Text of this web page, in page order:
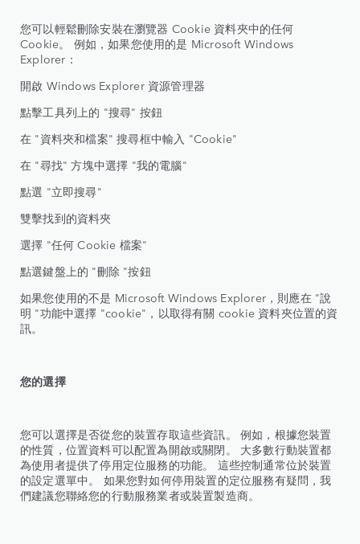
您可以輕鬆刪除安裝在瀏覽器 Cookie 資料夾中的任何
Cookie。 例如，如果您使用的是 Microsoft Windows
Explorer：
開啟 Windows Explorer 資源管理器
點擊工具列上的 "搜尋" 按鈕
在 "資料夾和檔案" 搜尋框中輸入 "Cookie"
在 "尋找" 方塊中選擇 "我的電腦"
點選 "立即搜尋"
雙擊找到的資料夾
選擇 "任何 Cookie 檔案"
點選鍵盤上的 "刪除 "按鈕
如果您使用的不是 Microsoft Windows Explorer，則應在 "說
明 "功能中選擇 "cookie"，以取得有關 cookie 資料夾位置的資
訊。
您的選擇
您可以選擇是否從您的裝置存取這些資訊。 例如，根據您裝置
的性質，位置資料可以配置為開啟或關閉。 大多數行動裝置都
為使用者提供了停用定位服務的功能。 這些控制通常位於裝置
的設定選單中。 如果您對如何停用裝置的定位服務有疑問，我
們建議您聯絡您的行動服務業者或裝置製造商。